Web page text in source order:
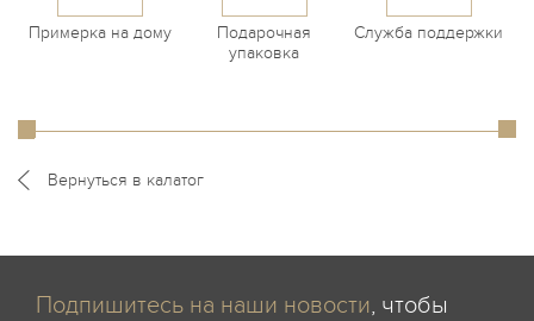
Примерка на дому
Подарочная
упаковка
Служба поддержки
Вернуться в калатог
Подпишитесь на наши новости, чтобы